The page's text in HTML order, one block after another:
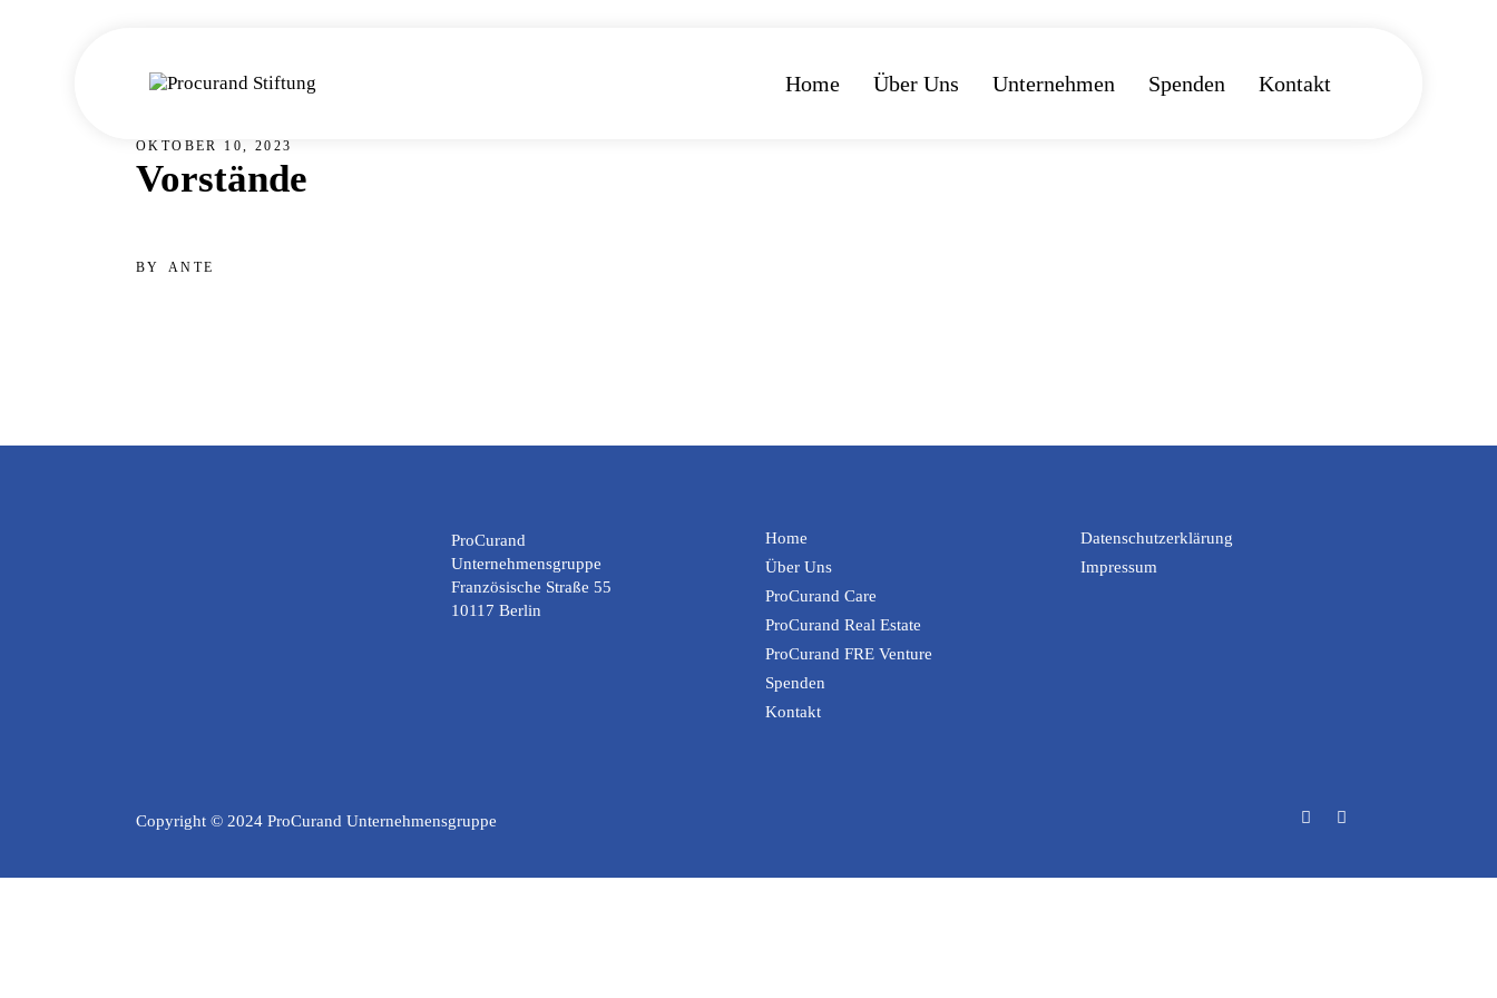
Home Über Uns Unternehmen Spenden Kontakt
OKTOBER 10, 2023
Vorstände
BY ANTE
ProCurand
Unternehmensgruppe
Französische Straße 55
10117 Berlin
Home
Über Uns
ProCurand Care
ProCurand Real Estate
ProCurand FRE Venture
Spenden
Kontakt
Datenschutzerklärung
Impressum
Copyright © 2024 ProCurand Unternehmensgruppe